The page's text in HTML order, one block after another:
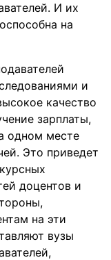
И их
на
и
качество
зарплаты,
одном месте
Это приведет
доцентов и
на эти
вузы